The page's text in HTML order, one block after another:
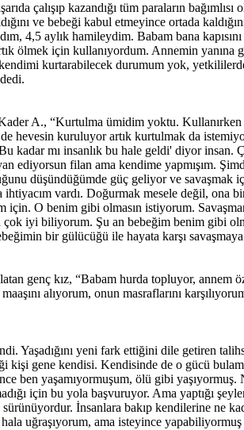
çalışıp kazandığı tüm paraların
ve bebeği kabul etmeyince ortada
4,5 aylık hamileydim. Babam bana
ölmek için kullanıyordum. Annemin yanına
kurtarabilecek durumum yok,
Kader A., “Kurtulma ümidim yoktu.
hevesin kuruluyor artık kurtulmak da
kadar mı insanlık bu hale geldi' diyor
ediyorsun filan ama kendime yapmışım.
düşündüğümde güç geliyor ve savaşmak
vardı. Doğurmak mesele değil, ona
O benim gibi olmasın istiyorum.
iyi biliyorum. Şu an bebeğim benim gibi
bir gülücüğü ile hayata karşı
genç kız, “Babam hurda topluyor, annem
alıyorum, onun masraflarını
Yaşadığını yeni fark ettiğini dile getiren
kişi gene kendisi. Kendisinde de o gücü
yaşamıyormuşum, ölü gibi yaşıyormuş.
için bu yola başvuruyor. Ama yaptığı
sürünüyordur. İnsanlara bakıp kendilerine
uğraşıyorum, ama isteyince